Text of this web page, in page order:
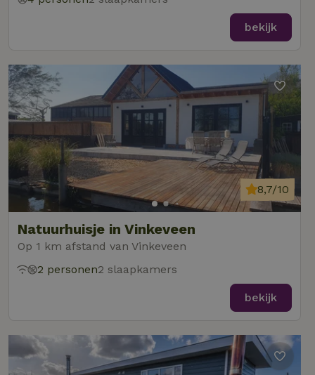
bekijk
Natuurhuisje in Vinkeveen
Op 1 km afstand van Vinkeveen
8,7/10
2 personen2 slaapkamers
bekijk